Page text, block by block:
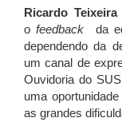
Ricardo Teixeira
ofeedback da
dependendo da
um canal de
Ouvidoria do
uma
as grandes